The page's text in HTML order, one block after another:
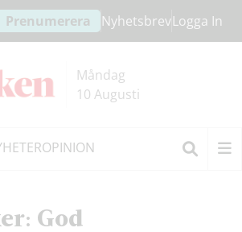
Prenumerera NyhetsbrevLogga In
Måndag
10 Augusti
OPINION
God